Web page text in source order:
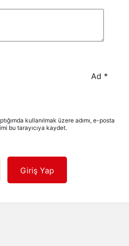
Ad *
kullanılmak üzere adımı, e-posta
bu tarayıcıya kaydet.
Giriş Yap